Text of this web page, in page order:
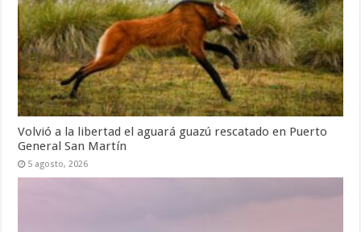
Volvió a la libertad el aguará guazú rescatado en Puerto
General San Martín
5 agosto, 2026